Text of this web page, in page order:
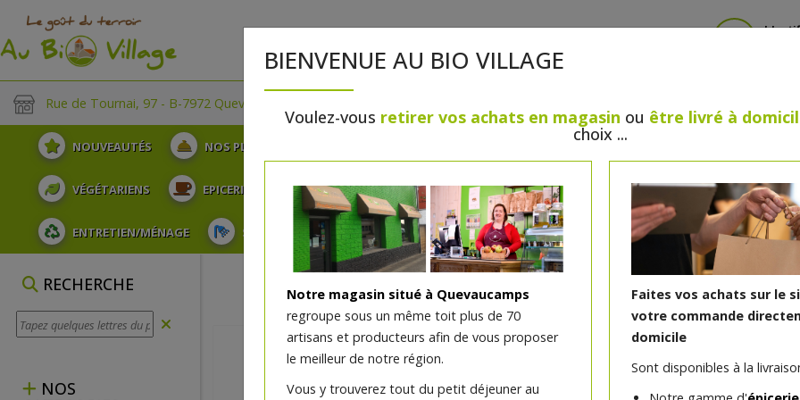
Rue de Tournai, 97 - B-7972 Quevaucamps
NOUVEAUTÉS NOS PLATEAUX
VÉGÉTARIENS EPICERIE PLATS TRAITEUR BOULANGERIE / PÂTISSERIE SANS GLUTEN, SANS
ENTRETIEN/MÉNAGE SOINS ET HYGIÈNE DU CORPS BEAUTÉ HUILES ESSENTIELLES MAISON
RECHERCHE
NOS
BIENVENUE AU BIO VILLAGE
Voulez-vous retirer vos achats en magasin ou être livré à
choix ...
Notre magasin situé à Quevaucamps
regroupe sous un même toit plus de 70
artisans et producteurs afin de vous proposer
le meilleur de notre région.
Vous y trouverez tout du petit déjeuner au
Faites vos achats sur le
votre commande
domicile
Sont disponibles à la
Crayon sourcils Blond
Rien de plus important que les sourcils